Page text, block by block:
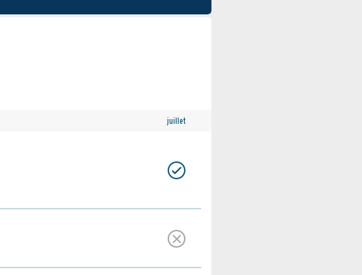
juillet